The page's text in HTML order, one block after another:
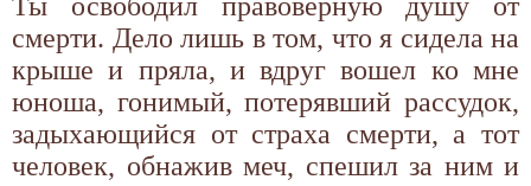
смерти. Дело лишь в том, что я сидела на
крыше и пряла, и вдруг вошел ко мне
юноша, гонимый, потерявший рассудок,
задыхающийся от страха смерти, а тот
человек, обнажив меч, cпешил за ним и